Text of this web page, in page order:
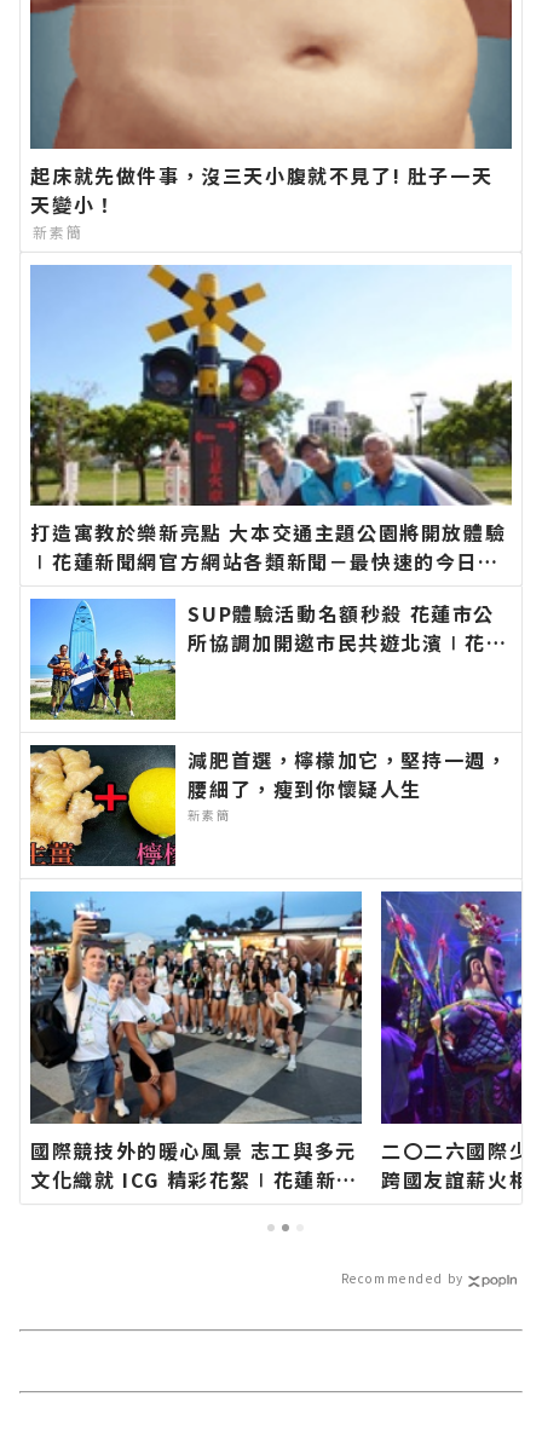
起床就先做件事，沒三天小腹就不見了! 肚子一天
天變小！
新素簡
打造寓教於樂新亮點 大本交通主題公園將開放體驗
∣花蓮新聞網官方網站各類新聞－最快速的今日新
聞報導 最新的在地資訊！
SUP體驗活動名額秒殺 花蓮市公
所協調加開邀市民共遊北濱∣花蓮
訊！
減肥首選，檸檬加它，堅持一週，
腰細了，瘦到你懷疑人生
新素簡
國際競技外的暖心風景 志工與多元
文化織就 ICG 精彩花絮∣花蓮新聞
網官方網站各類新聞－最快速的今
日新聞報導 最新的在地資訊！
二〇二六國際少
跨國友誼薪火相
∣花蓮新聞網官
Recommended by